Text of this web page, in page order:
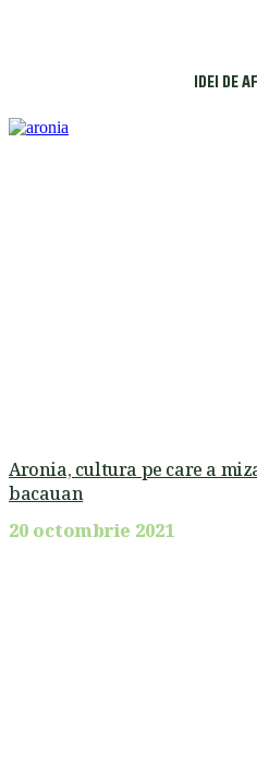
IDEI DE
Aronia, cultura pe care a
bacauan
20 octombrie 2021